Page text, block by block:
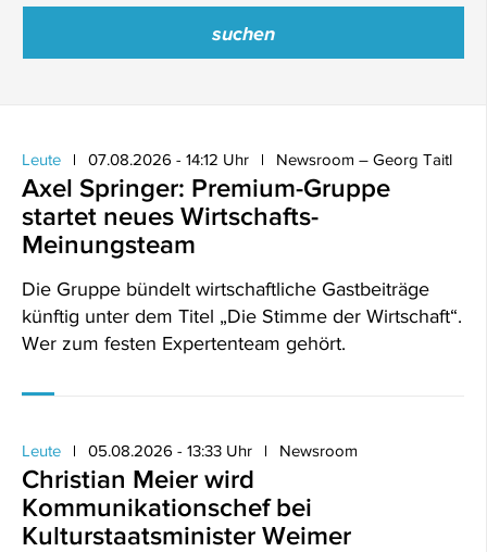
Leute 07.08.2026 - 14:12 Uhr Newsroom – Georg Taitl
Axel Springer: Premium-Gruppe
startet neues Wirtschafts-
Meinungsteam
Die Gruppe bündelt wirtschaftliche Gastbeiträge
künftig unter dem Titel „Die Stimme der Wirtschaft“.
Wer zum festen Expertenteam gehört.
Leute 05.08.2026 - 13:33 Uhr Newsroom
Christian Meier wird
Kommunikationschef bei
Kulturstaatsminister Weimer